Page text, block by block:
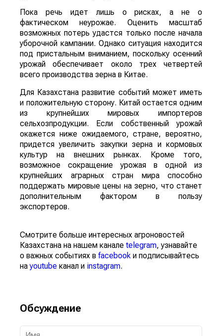
Пока речь идет лишь о рисках, а не о
фактическом неурожае. Оценить масштаб
возможных потерь удастся только после начала
уборочной кампании. Однако ситуация находится
под пристальным вниманием, поскольку осенний
урожай обеспечивает около трех четвертей
всего производства зерна в Китае.
Для Казахстана развитие событий может иметь
и положительную сторону. Китай остается одним
из крупнейших мировых импортеров
сельхозпродукции. Если собственный урожай
окажется ниже ожидаемого, стране, вероятно,
придется увеличить закупки зерна и кормовых
культур на внешних рынках. Кроме того,
возможное сокращение урожая в одной из
крупнейших аграрных стран мира способно
поддержать мировые цены на зерно, что станет
дополнительным фактором в пользу
экспортеров.
Смотрите больше интересных агроновостей
Казахстана на нашем канале telegram, узнавайте
о важных событиях в facebook и подписывайтесь
наyoutube канал и instagram.
Обсуждение